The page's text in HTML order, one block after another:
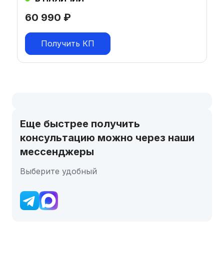
60 990 ₽
Получить КП
Еще быстрее получить
консультацию можно через наши
мессенджеры
Выберите удобный